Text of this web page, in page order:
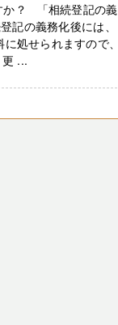
か？ 「相続登記の義
記の義務化後には、
処せられますので、
...